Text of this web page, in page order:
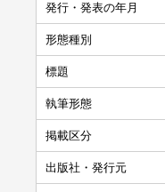
発行・発表の年月
形態種別
標題
執筆形態
掲載区分
出版社・発行元